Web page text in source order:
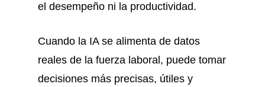
el desempeño ni la productividad.
Cuando la IA se alimenta de datos
reales de la fuerza laboral, puede tomar
decisiones más precisas, útiles y